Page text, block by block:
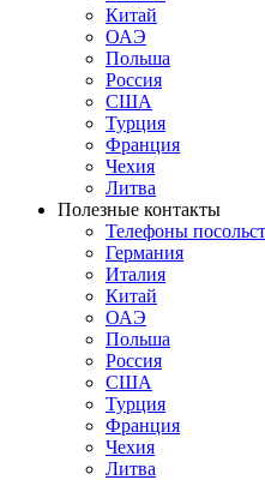
Китай
ОАЭ
Польша
Россия
США
Турция
Франция
Чехия
Литва
Полезные контакты
Телефоны
Германия
Италия
Китай
ОАЭ
Польша
Россия
США
Турция
Франция
Чехия
Литва